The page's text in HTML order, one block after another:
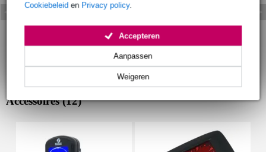
Cookiebeleid en Privacy policy.
Weigeren
Aanpassen
Accepteren
Accessoires (12)